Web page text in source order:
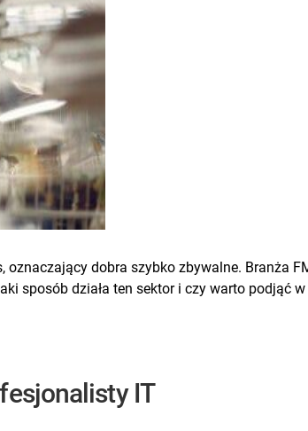
dobra szybko zbywalne. Branża
sposób działa ten sektor i czy warto podjąć
IT